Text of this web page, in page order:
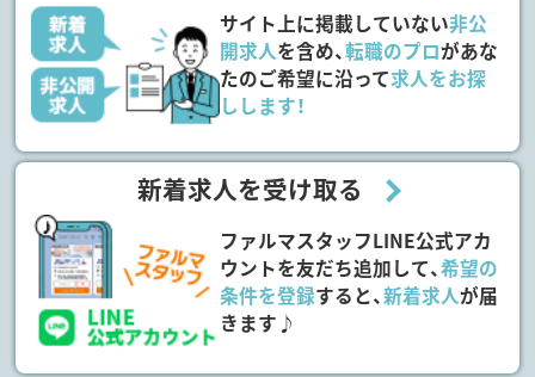
サイト上に掲載していない非公
開求人を含め、転職のプロがあな
たのご希望に沿って求人をお探
しします！
新着求人を受け取る
ファルマスタッフLINE公式アカ
ウントを友だち追加して、希望の
条件を登録すると、新着求人が届
きます♪